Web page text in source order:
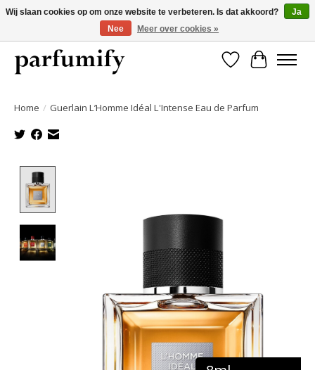
750+ Geuren | Gratis verzending | Maandelijks opzegbaar
Verlanglijst
Home / Guerlain L’Homme Idéal L'Intense Eau de Parfum
Wij slaan cookies op om onze website te verbeteren. Is dat akkoord?
Ja
Nee
Meer over cookies »